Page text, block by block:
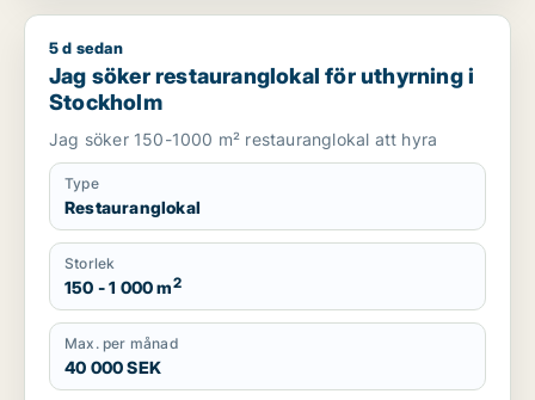
Jag söker restauranglokal för uthyrning i Stockholm
5 d sedan
Jag söker restauranglokal för uthyrning i
Stockholm
Jag söker 150-1000 m² restauranglokal att hyra
Type
Restauranglokal
Storlek
150 - 1 000 m2
Max. per månad
40 000 SEK